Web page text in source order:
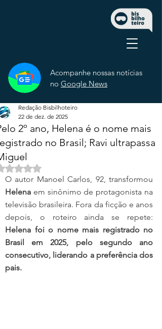
Acompanhe nossas notícias
no Google News
2º ano, Helena é o nome mais
no Brasil; Ravi ultrapassa
Redação Bisbilhoteiro
22 de dez. de 2025
Avaliado com NaN de 5 estrelas.
Helena em sinônimo de protagonista na
televisão brasileira. Fora da ficção e anos
Helena foi o nome mais registrado no
Brasil em 2025, pelo segundo ano
consecutivo, liderando a preferência dos
pais.